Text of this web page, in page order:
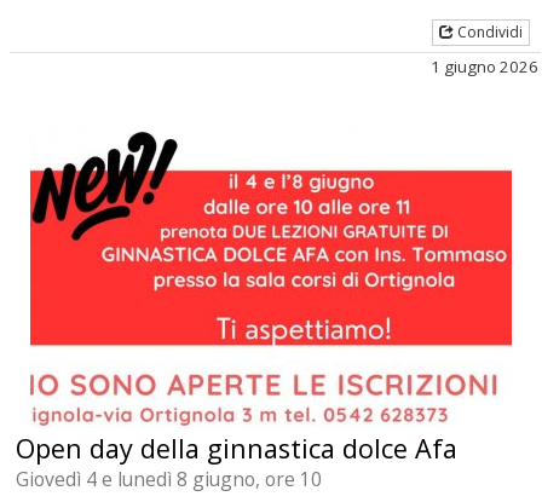
Condividi
1 giugno 2026
Open day della ginnastica dolce Afa
Giovedì 4 e lunedì 8 giugno, ore 10